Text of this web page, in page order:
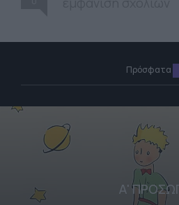
Πρόσφατα
Α'